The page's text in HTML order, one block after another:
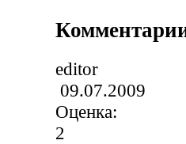
editor
09.07.2009
Оценка:
2